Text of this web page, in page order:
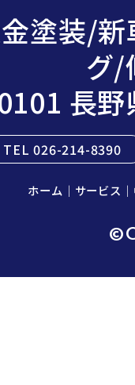
塗装/
グ/
長
TEL 026-214-8390
ホーム ｜ サービス ｜